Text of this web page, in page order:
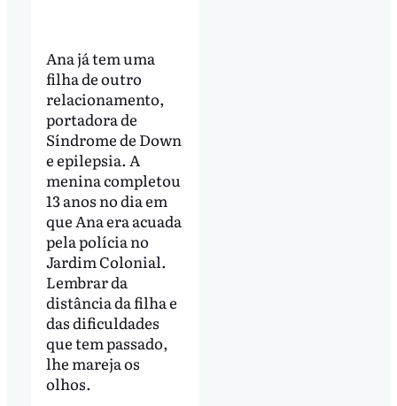
Ana já tem uma
filha de outro
relacionamento,
portadora de
Síndrome de Down
e epilepsia. A
menina completou
13 anos no dia em
que Ana era acuada
pela polícia no
Jardim Colonial.
Lembrar da
distância da filha e
das dificuldades
que tem passado,
lhe mareja os
olhos.